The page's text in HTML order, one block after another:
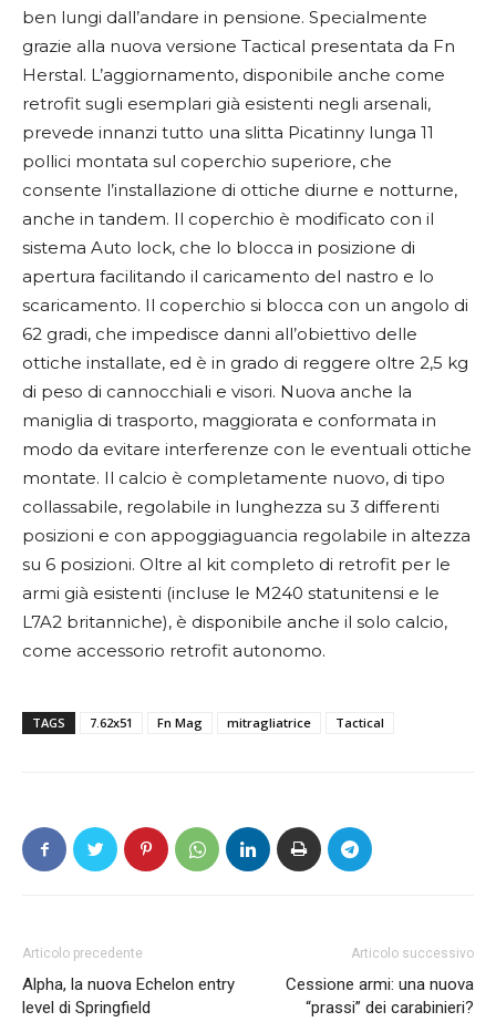
ben lungi dall’andare in pensione. Specialmente
grazie alla nuova versione Tactical presentata da Fn
Herstal. L’aggiornamento, disponibile anche come
retrofit sugli esemplari già esistenti negli arsenali,
prevede innanzi tutto una slitta Picatinny lunga 11
pollici montata sul coperchio superiore, che
consente l’installazione di ottiche diurne e notturne,
anche in tandem. Il coperchio è modificato con il
sistema Auto lock, che lo blocca in posizione di
apertura facilitando il caricamento del nastro e lo
scaricamento. Il coperchio si blocca con un angolo di
62 gradi, che impedisce danni all’obiettivo delle
ottiche installate, ed è in grado di reggere oltre 2,5 kg
di peso di cannocchiali e visori. Nuova anche la
maniglia di trasporto, maggiorata e conformata in
modo da evitare interferenze con le eventuali ottiche
montate. Il calcio è completamente nuovo, di tipo
collassabile, regolabile in lunghezza su 3 differenti
posizioni e con appoggiaguancia regolabile in altezza
su 6 posizioni. Oltre al kit completo di retrofit per le
armi già esistenti (incluse le M240 statunitensi e le
L7A2 britanniche), è disponibile anche il solo calcio,
come accessorio retrofit autonomo.
TAGS 7.62x51 Fn Mag mitragliatrice Tactical
Articolo precedente
Alpha, la nuova Echelon entry
level di Springfield
Articolo successivo
Cessione armi: una nuova
“prassi” dei carabinieri?